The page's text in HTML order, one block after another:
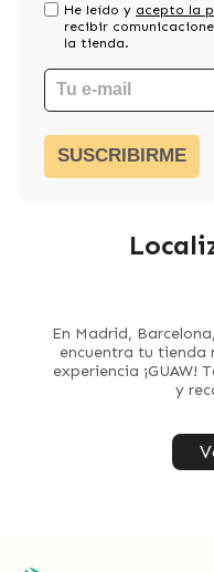
He leído y acepto la
recibir
la tienda.
SUSCRIBIRME
En Madrid,
encuentra tu tienda
experiencia ¡GUAW!
y